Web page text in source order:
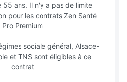
55 ans. Il n'y a pas de limite
pour les contrats Zen Santé
Pro Premium
sociale général, Alsace-
et TNS sont éligibles à ce
contrat